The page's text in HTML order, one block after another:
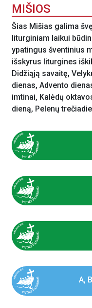
MIŠIOS
Šias Mišias galima
liturginiam laikui
ypatingus šventinius
išskyrus liturgines
Didžiąją savaitę,
dienas, Advento
imtinai, Kalėdų
dieną, Pelenų
A,